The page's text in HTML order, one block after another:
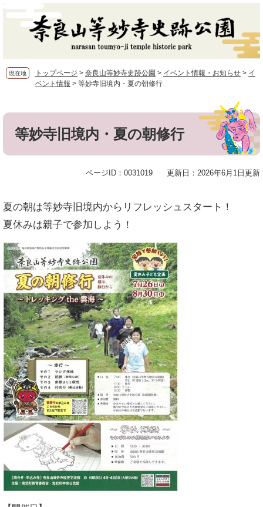
ペ
ー
頭
で
メ
ニ
飛
ば
本
現在地 トップページ > 奈良山等妙寺史跡公園 > イベント情報・お知らせ > イ
ベント情報 > 等妙寺旧境内・夏の朝修行
文
等妙寺旧境内・夏の朝修行
ページID：0031019 更新日：2026年6月1日更新
夏の朝は等妙寺旧境内からリフレッシュスタート！
夏休みは親子で参加しよう！